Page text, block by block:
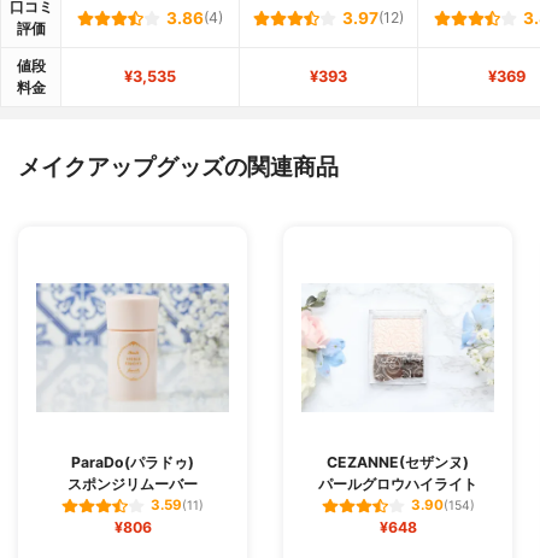
口コミ
評価
3.86(4) 3.97(12)
値段
料金
¥3,535 ¥393 ¥369
メイクアップグッズの関連商品
ParaDo(パラドゥ)
スポンジリムーバー
3.59(11)
¥806
CEZANNE(セザンヌ)
パールグロウハイライト
3.90(154)
¥648